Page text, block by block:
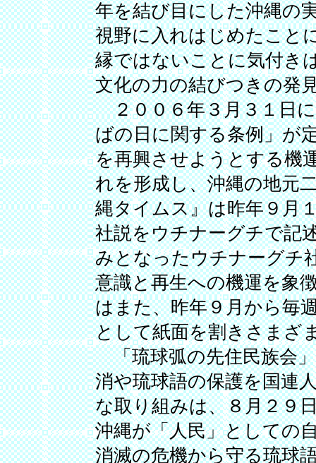
年を結び目にした沖縄の
視野に入れはじめたこと
縁ではないことに気付き
文化の力の結びつきの発
２００６年３月３１日
ばの日に関する条例」が
を再興させようとする機
れを形成し、沖縄の地元
縄タイムス』は昨年９月
社説をウチナーグチで記
みとなったウチナーグチ
意識と再生への機運を象
はまた、昨年９月から毎
として紙面を割きさまざ
「琉球弧の先住民族会」
消や琉球語の保護を国連
な取り組みは、８月２９
沖縄が「人民」としての
消滅の危機から守る琉球